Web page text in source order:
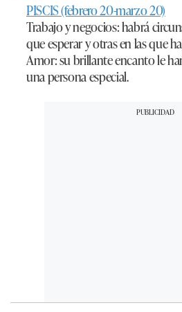
PISCIS (febrero 20-marzo 20)
Trabajo y negocios:habrá
que esperar y otras en las que
Amor:su brillante encanto le
una persona especial.